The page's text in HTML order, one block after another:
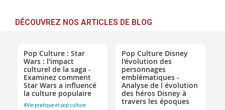
DÉCOUVREZ NOS ARTICLES DE BLOG
Pop Culture : Star
Wars : l'impact
culturel de la saga -
Examinez comment
Star Wars a influencé
la culture populaire
#Vie pratique et pop culture
Pop Culture Disney
l'évolution des
personnages
emblématiques -
Analyse de l évolution
des héros Disney à
travers les époques